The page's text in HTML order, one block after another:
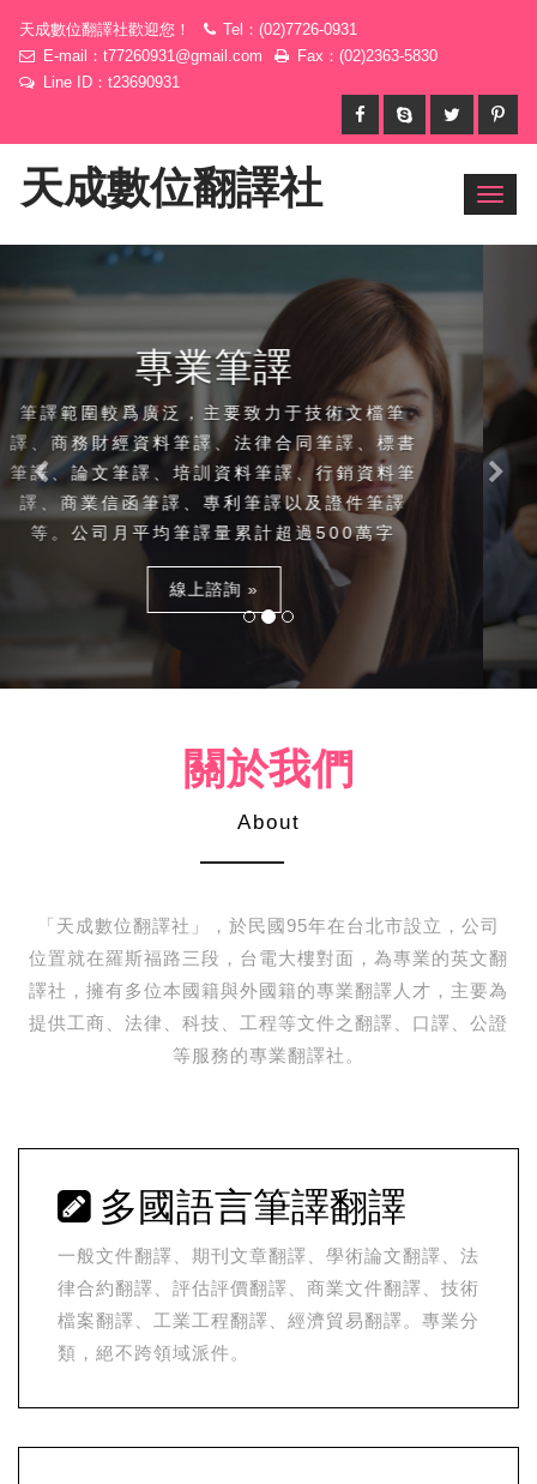
天成數位翻譯社歡迎您！
Tel：(02)7726-0931
E-mail： t77260931@gmail.com
Fax：(02)2363-5830
Line ID：t23690931
天成數位翻譯社
專業口譯
擁有一批經驗豐富的資深口譯人才，可以提供
商務陪同口譯、技術交流口譯、商務會議口
譯、商務談判口譯、大中小型論壇口譯、新聞
發布會口譯、展覽會現場口譯、大型國際會議
口譯，交替傳譯以及同聲傳譯等口譯服務。
線上諮詢 »
Previous
關於我們
About
「天成數位翻譯社」，於民國95年在台北市設立，公司
位置就在羅斯福路三段，台電大樓對面，為專業的英文翻
譯社，擁有多位本國籍與外國籍的專業翻譯人才，主要為
提供工商、法律、科技、工程等文件之翻譯、口譯、公證
等服務的專業翻譯社。
多國語言筆譯翻譯
一般文件翻譯、期刊文章翻譯、學術論文翻譯、法
律合約翻譯、評估評價翻譯、商業文件翻譯、技術
檔案翻譯、工業工程翻譯、經濟貿易翻譯。專業分
類，絕不跨領域派件。